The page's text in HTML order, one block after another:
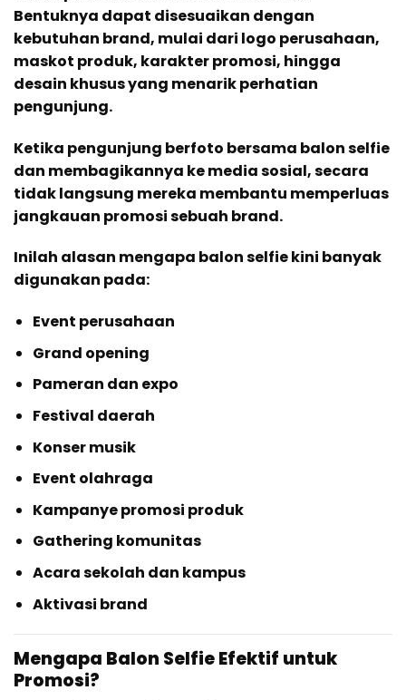
Bentuknya dapat disesuaikan dengan
kebutuhan brand, mulai dari logo perusahaan,
maskot produk, karakter promosi, hingga
desain khusus yang menarik perhatian
pengunjung.
Ketika pengunjung berfoto bersama balon selfie
dan membagikannya ke media sosial, secara
tidak langsung mereka membantu memperluas
jangkauan promosi sebuah brand.
Inilah alasan mengapa balon selfie kini banyak
digunakan pada:
Event perusahaan
Grand opening
Pameran dan expo
Festival daerah
Konser musik
Event olahraga
Kampanye promosi produk
Gathering komunitas
Acara sekolah dan kampus
Aktivasi brand
Mengapa Balon Selfie Efektif untuk
Promosi?